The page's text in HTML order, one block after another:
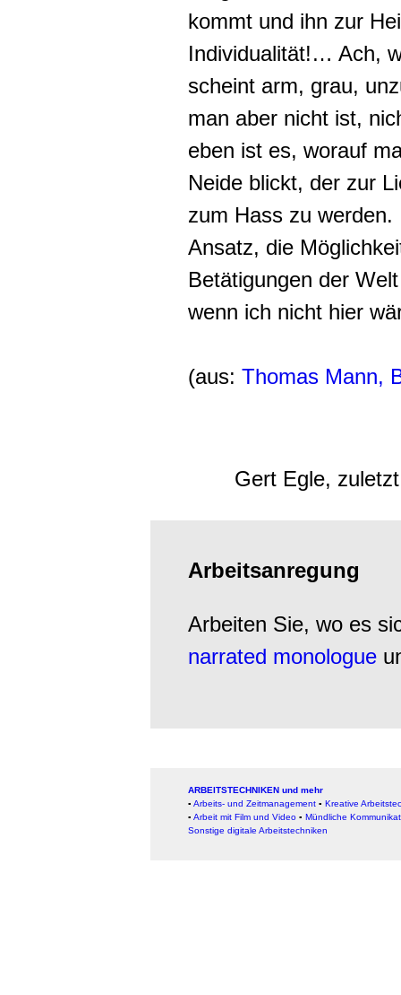
kommt und ihn zur
Individualität!… Ach,
scheint arm, grau,
man aber nicht ist,
eben ist es, worauf
Neide blickt, der zur
zum Hass zu
Ansatz, die
Betätigungen der
wenn ich nicht hier
(aus: Thomas Mann,
Gert Egle,
Arbeitsanregung
Arbeiten Sie, wo es
narrated monologue
ARBEITSTECHNIKEN und mehr
▪ Arbeits- und Zeitmanagement ▪ Kreative
▪ Arbeit mit Film und Video ▪ Mündliche
Sonstige digitale Arbeitstechniken